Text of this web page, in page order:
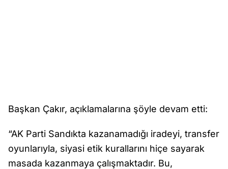
Başkan Çakır, açıklamalarına şöyle devam etti:
“AK Parti Sandıkta kazanamadığı iradeyi, transfer
oyunlarıyla, siyasi etik kurallarını hiçe sayarak
masada kazanmaya çalışmaktadır. Bu,